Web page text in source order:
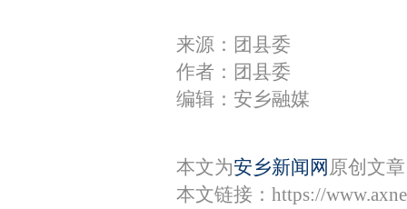
来源：团县委
作者：团县委
编辑：安乡融媒
本文为安乡新闻网 原创文
本文链接： https://